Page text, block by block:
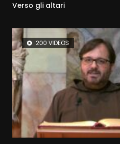
Verso gli altari
200 VIDEOS